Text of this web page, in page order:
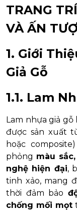
TRANG
VÀ ẤN
1. Giới
Giả Gỗ
1.1. Lam
Lam nhựa giả
được sản xuất
hoặc
phỏng màu
nghệ hiện đại,
tinh xảo, mang
thời đảm bảo
chống mối mọt